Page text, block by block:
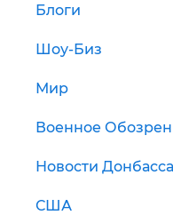
Блоги
Шоу-Биз
Мир
Военное
Новости Донбасса
США